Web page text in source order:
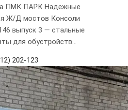
ПМК ПАРК Надежные
Ж/Д мостов Консоли
выпуск 3 — стальные
для обустройств...
202-123